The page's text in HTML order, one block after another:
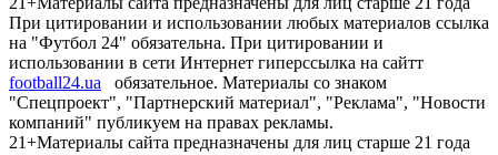
При цитировании и использовании любых материалов ссылка
на "Футбол 24" обязательна. При цитировании и
использовании в сети Интернет гиперссылка на сайтт
football24.ua
обязательное. Материалы со знаком
"Спецпроект", "Партнерский материал", "Реклама", "Новости
компаний" публикуем на правах рекламы.
21+Материалы сайта предназначены для лиц старше 21 года